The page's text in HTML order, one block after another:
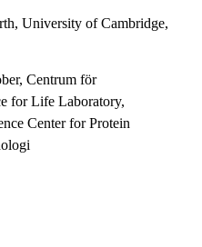
University of Cambridge,
Centrum för
for Life Laboratory,
Center for Protein